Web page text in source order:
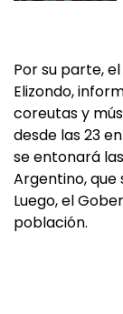
Por su parte,
Elizondo,
coreutas y
desde las 23
se entonará
Argentino, que
Luego, el
población.